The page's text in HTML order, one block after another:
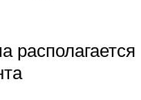
располагается